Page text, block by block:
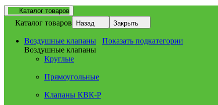
Каталог товаров
Каталог товаров Назад Закрыть
Воздушные клапаны
Показать подкатегории
Воздушные клапаны
Круглые
Прямоугольные
Клапаны КВК-Р